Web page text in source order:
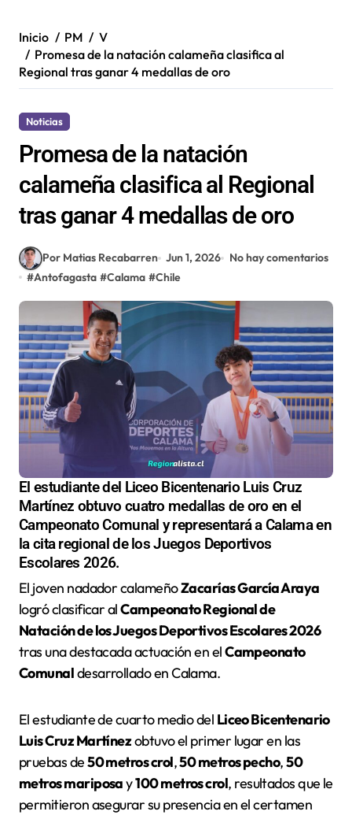
Inicio PM
V
Promesa de la natación calameña clasifica al
Regional tras ganar 4 medallas de oro
Noticias
Promesa de la natación
calameña clasifica al Regional
tras ganar 4 medallas de oro
Por Matias Recabarren Jun 1, 2026
No hay comentarios
#Antofagasta #Calama #Chile
El estudiante del Liceo Bicentenario Luis Cruz
Martínez obtuvo cuatro medallas de oro en el
Campeonato Comunal y representará a Calama en
la cita regional de los Juegos Deportivos
Escolares 2026.
El joven nadador calameñoZacarías García Araya
logró clasificar alCampeonato Regional de
Natación de los Juegos Deportivos Escolares 2026
tras una destacada actuación en elCampeonato
Comunaldesarrollado en Calama.
El estudiante de cuarto medio del Liceo Bicentenario
Luis Cruz Martínezobtuvo el primer lugar en las
pruebas de50 metros crol,50 metros pecho,50
metros mariposay100 metros crol, resultados que le
permitieron asegurar su presencia en el certamen